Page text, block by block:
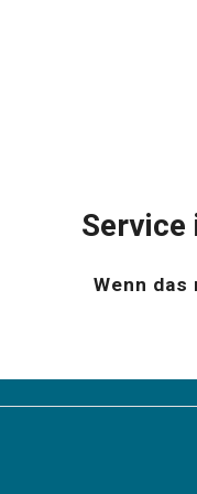
Service
Wenn